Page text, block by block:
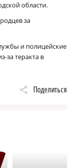
области.
за
и полицейские
за теракта в
Поделиться